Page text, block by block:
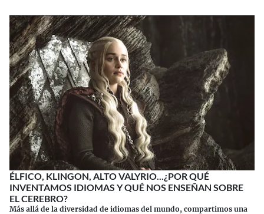
ÉLFICO, KLINGON, ALTO VALYRIO...¿POR QUÉ
INVENTAMOS IDIOMAS Y QUÉ NOS ENSEÑAN SOBRE
EL CEREBRO?
Más allá de la diversidad de idiomas del mundo, compartimos una